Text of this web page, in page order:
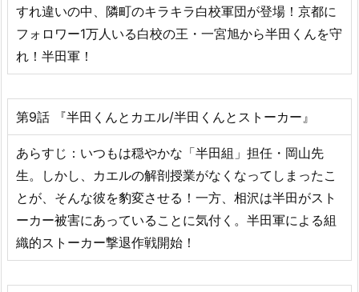
すれ違いの中、隣町のキラキラ白校軍団が登場！京都に
フォロワー1万人いる白校の王・一宮旭から半田くんを守
れ！半田軍！
第9話 『半田くんとカエル/半田くんとストーカー』
あらすじ：いつもは穏やかな「半田組」担任・岡山先
生。しかし、カエルの解剖授業がなくなってしまったこ
とが、そんな彼を豹変させる！一方、相沢は半田がスト
ーカー被害にあっていることに気付く。半田軍による組
織的ストーカー撃退作戦開始！